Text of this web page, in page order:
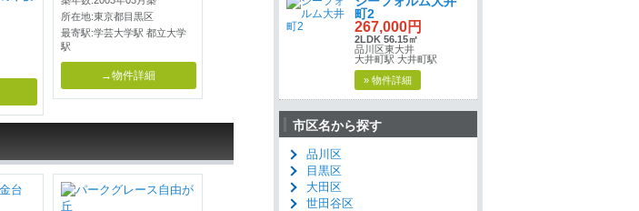
所在地:東京都目黒区
最寄駅:学芸大学駅 都立大学
駅
→物件詳細
町2
267,000円
2LDK 56.15㎡
品川区東大井
大井町駅 大井町駅
» 物件詳細
市区名から探す
品川区
目黒区
大田区
世田谷区